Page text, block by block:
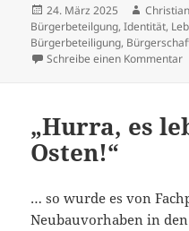
Veröffentlicht
am
24. März 2025 Autor
Bürgerbeteilgung,Identität,
Bürgerbeteiligung,
Schreibe einen Kommentar
„Hurra, es
Osten!“
… so wurde es von
Neubauvorhaben in